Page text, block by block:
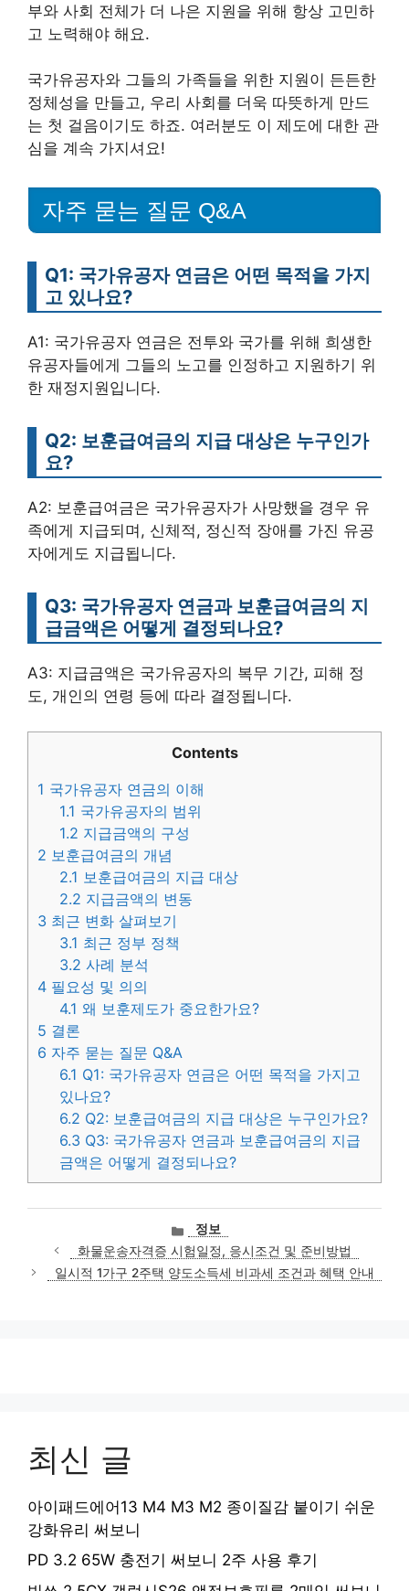
부와 사회 전체가 더 나은 지원을 위해 항상 고민하
고 노력해야 해요.
국가유공자와 그들의 가족들을 위한 지원이 든든한
정체성을 만들고, 우리 사회를 더욱 따뜻하게 만드
는 첫 걸음이기도 하죠. 여러분도 이 제도에 대한 관
심을 계속 가지셔요!
자주 묻는 질문 Q&A
Q1: 국가유공자 연금은 어떤 목적을 가지
고 있나요?
A1: 국가유공자 연금은 전투와 국가를 위해 희생한
유공자들에게 그들의 노고를 인정하고 지원하기 위
한 재정지원입니다.
Q2: 보훈급여금의 지급 대상은 누구인가
요?
A2: 보훈급여금은 국가유공자가 사망했을 경우 유
족에게 지급되며, 신체적, 정신적 장애를 가진 유공
자에게도 지급됩니다.
Q3: 국가유공자 연금과 보훈급여금의 지
급금액은 어떻게 결정되나요?
A3: 지급금액은 국가유공자의 복무 기간, 피해 정
도, 개인의 연령 등에 따라 결정됩니다.
Contents
1 국가유공자 연금의 이해
1.1 국가유공자의 범위
1.2 지급금액의 구성
2 보훈급여금의 개념
2.1 보훈급여금의 지급 대상
2.2 지급금액의 변동
3 최근 변화 살펴보기
3.1 최근 정부 정책
3.2 사례 분석
4 필요성 및 의의
4.1 왜 보훈제도가 중요한가요?
5 결론
6 자주 묻는 질문 Q&A
6.1 Q1: 국가유공자 연금은 어떤 목적을 가지고
있나요?
6.2 Q2: 보훈급여금의 지급 대상은 누구인가요?
6.3 Q3: 국가유공자 연금과 보훈급여금의 지급
금액은 어떻게 결정되나요?
카
테
고
리
정보
화물운송자격증 시험일정, 응시조건 및 준비방법
일시적 1가구 2주택 양도소득세 비과세 조건과 혜택 안내
최신 글
아이패드에어13 M4 M3 M2 종이질감 붙이기 쉬운
강화유리 써보니
PD 3.2 65W 충전기 써보니 2주 사용 후기